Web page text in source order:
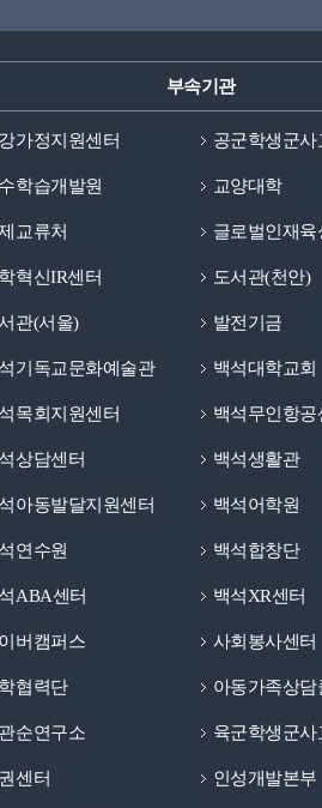
부속기관
가정지원센터 공군학생군사
학습개발원 교양대학
교류처 글로벌인재육
혁신IR센터 도서관(천안)
관(서울) 발전기금
기독교문화예술관 백석대학교회
목회지원센터 백석무인항공
상담센터 백석생활관
아동발달지원센터 백석어학원
연수원 백석합창단
ABA센터 백석XR센터
버캠퍼스 사회봉사센터
협력단 아동가족상담
순연구소 육군학생군사
센터 인성개발본부